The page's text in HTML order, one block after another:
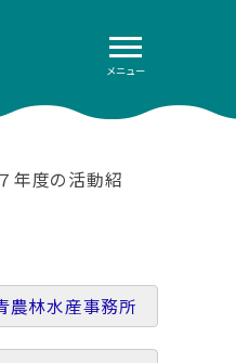
メニュー
年度の活動紹
農林水産事務所